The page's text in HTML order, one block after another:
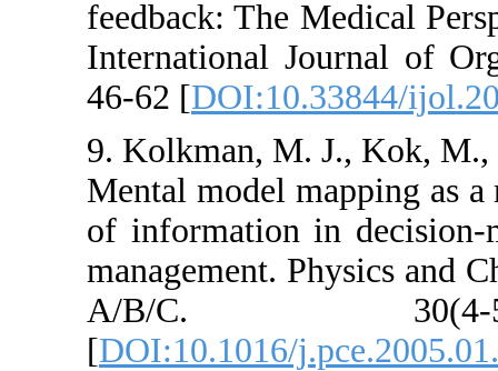
feedback: The
International
46-62 [
9. Kolkman, M.
Mental model
of information
management.
A/B/C.
[DOI:10.1016/